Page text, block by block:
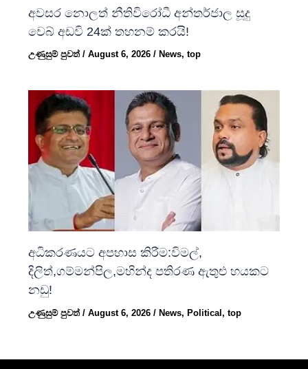
අවසර නොලත් නීතිවිරෝධී අන්තර්ජාල සූදු
වෙබ් අඩවි 24ක් තහනම් කරයි!
උණුසුම් පුවත්/August 6, 2026/ News,top
අධිකරණයට අපහාස කිරීම:විමල්,
දිලිත්,ගම්මන්පිල,මහින්ද පතිරණ ඇතුළු හයකට
නඩු!
උණුසුම් පුවත්/August 6, 2026/News,Political,top